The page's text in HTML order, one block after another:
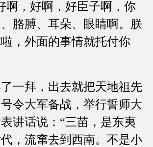
啊，好啊，好臣子啊，你
胳膊、耳朵、眼睛啊。朕
，外面的事情就托付你
拜，出去就把天地祖先
令大军备战，举行誓师大
讲话说：“三苗，是东夷
，流窜去到西南。不是小